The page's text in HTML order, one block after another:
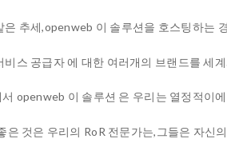
은 추세,openweb 이 솔루션을 호스팅하는
비스 공급자 에 대한 여러개의 브랜드를 세
openweb 이 솔루션 은 우리는 열정적이
은 것은 우리의 RoR 전문가는,그들은 자신